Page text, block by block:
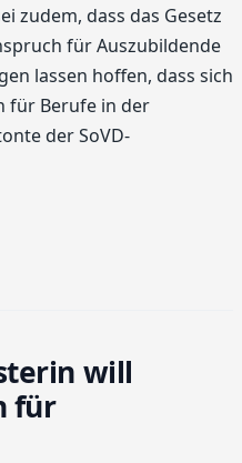
zudem, dass das Gesetz
für Auszubildende
lassen hoffen, dass sich
für Berufe in der
der SoVD-
will
für